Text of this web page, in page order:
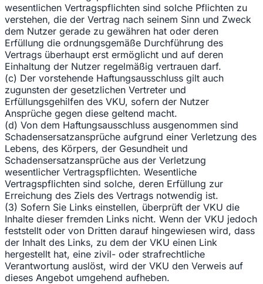
wesentlichen Vertragspflichten sind solche Pflichten zu
verstehen, die der Vertrag nach seinem Sinn und Zweck
dem Nutzer gerade zu gewähren hat oder deren
Erfüllung die ordnungsgemäße Durchführung des
Vertrags überhaupt erst ermöglicht und auf deren
Einhaltung der Nutzer regelmäßig vertrauen darf.
(c) Der vorstehende Haftungsausschluss gilt auch
zugunsten der gesetzlichen Vertreter und
Erfüllungsgehilfen des VKU, sofern der Nutzer
Ansprüche gegen diese geltend macht.
(d) Von dem Haftungsausschluss ausgenommen sind
Schadensersatzansprüche aufgrund einer Verletzung des
Lebens, des Körpers, der Gesundheit und
Schadensersatzansprüche aus der Verletzung
wesentlicher Vertragspflichten. Wesentliche
Vertragspflichten sind solche, deren Erfüllung zur
Erreichung des Ziels des Vertrags notwendig ist.
(3) Sofern Sie Links einstellen, überprüft der VKU die
Inhalte dieser fremden Links nicht. Wenn der VKU jedoch
feststellt oder von Dritten darauf hingewiesen wird, dass
der Inhalt des Links, zu dem der VKU einen Link
hergestellt hat, eine zivil- oder strafrechtliche
Verantwortung auslöst, wird der VKU den Verweis auf
dieses Angebot umgehend aufheben.